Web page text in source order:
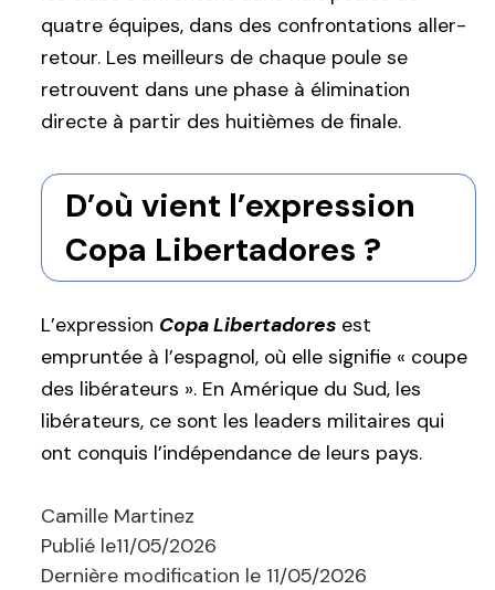
quatre équipes, dans des confrontations aller-
retour. Les meilleurs de chaque poule se
retrouvent dans une phase à élimination
directe à partir des huitièmes de finale.
D’où vient l’expression
Copa Libertadores ?
L’expression Copa Libertadores est
empruntée à l’espagnol, où elle signifie « coupe
des libérateurs ». En Amérique du Sud, les
libérateurs, ce sont les leaders militaires qui
ont conquis l’indépendance de leurs pays.
Camille Martinez
Publié le11/05/2026
Dernière modification le 11/05/2026